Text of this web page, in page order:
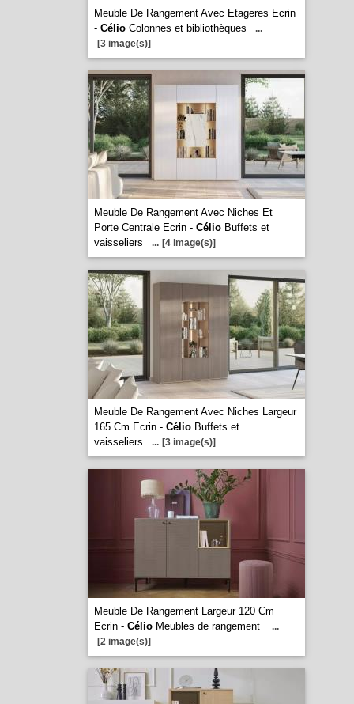
Meuble De Rangement Avec Etageres Ecrin
- CélioColonnes et bibliothèques
...
[3 image(s)]
Meuble De Rangement Avec Niches Et
Porte Centrale Ecrin - CélioBuffets et
vaisseliers
... [4 image(s)]
Meuble De Rangement Avec Niches Largeur
165 Cm Ecrin - CélioBuffets et
vaisseliers
... [3 image(s)]
Meuble De Rangement Largeur 120 Cm
Ecrin - CélioMeubles de rangement
...
[2 image(s)]